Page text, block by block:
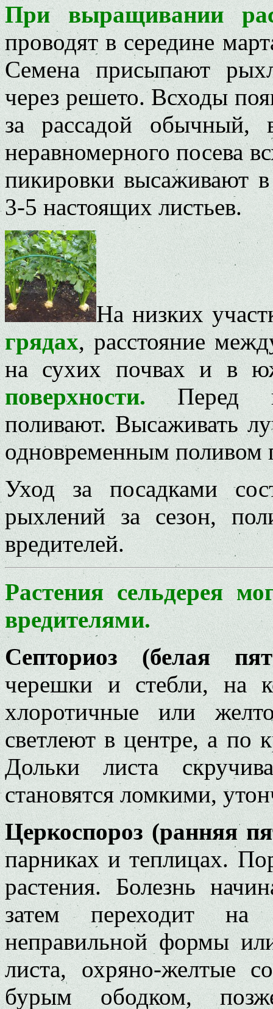
При выращивании
проводят в середине
Семена присыпают
через решето. Всходы
за рассадой обычный,
неравномерного посева
пикировки высаживают
3-5 настоящих листьев.
На низких
грядах, расстояние
на сухих почвах и в
поверхности. Перед
поливают. Высаживать
одновременным поливом
Уход за посадками
рыхлений за сезон,
вредителей.
Растения сельдерея
вредителями.
Септориоз (белая
черешки и стебли, на
хлоротичные или
светлеют в центре, а по
Дольки листа
становятся ломкими,
Церкоспороз (ранняя
парниках и теплицах.
растения. Болезнь
затем переходит на
неправильной формы
листа, охряно-желтые
бурым ободком,